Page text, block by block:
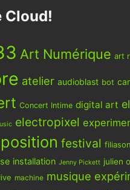
Cloud!
Art Numérique art
atelier audioblast bot
Concert Intime digital art
electropixel
festival filiason
installation Jenny Pickett julien
live machine musique